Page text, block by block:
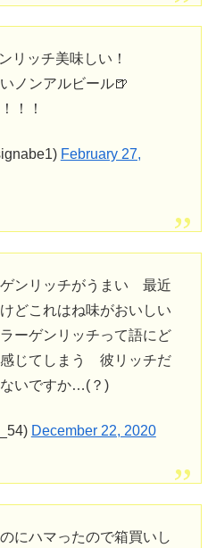
リッチ美味しい！
ノンアルビール🍺
！！
February 27,
ンリッチがうまい 最近
どこれはね味がおいしい
ーゲンリッチって語にど
感じてしまう 彼リッチだ
いですか…(？)
December 22, 2020
にハマったので箱買いし